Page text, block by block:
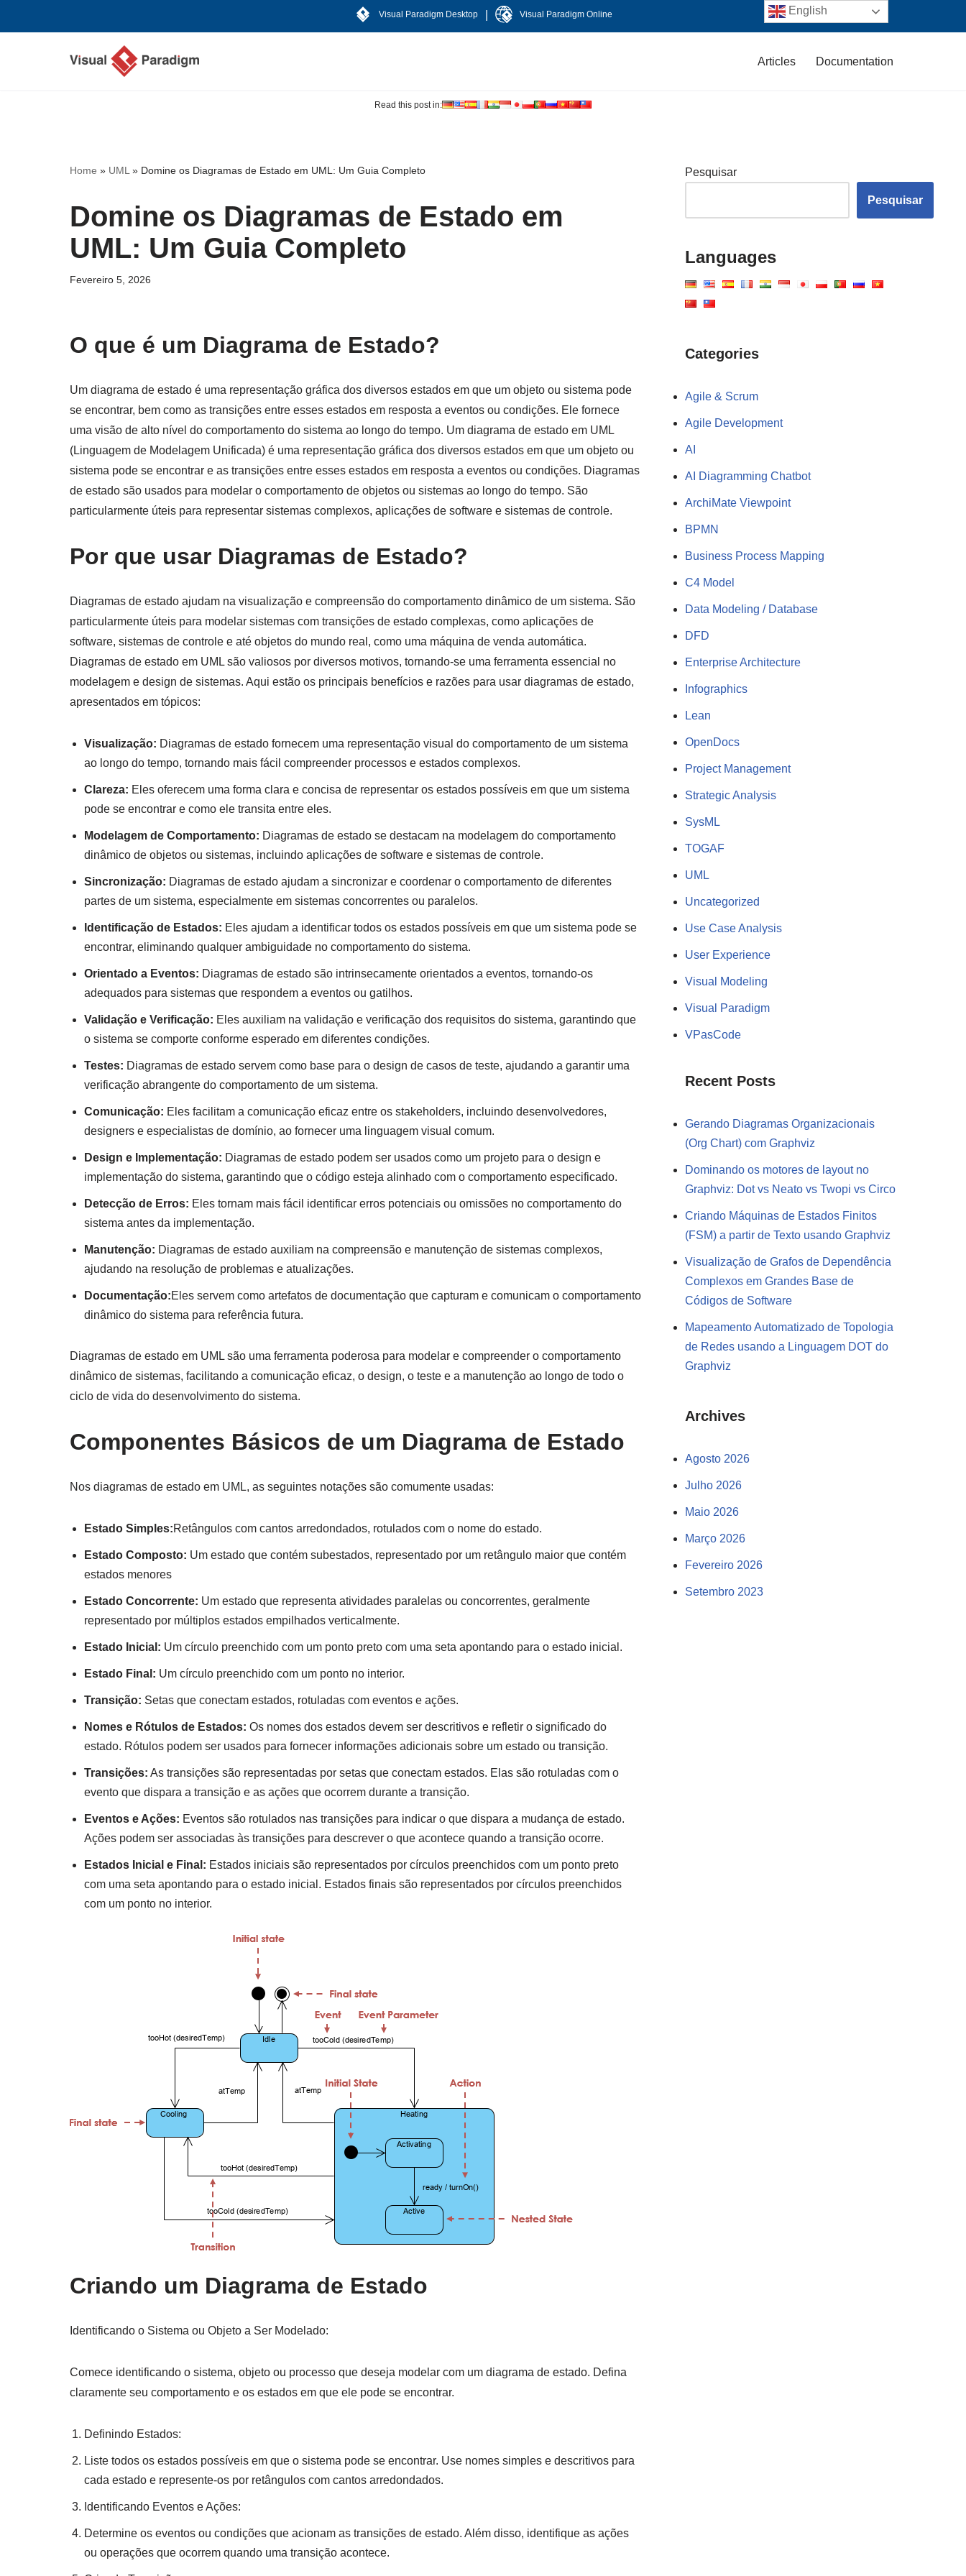
Visual Paradigm Desktop Visual Paradigm Online
Articles Documentation
Read this post in:
Home » UML » Domine os Diagramas de Estado em UML: Um Guia Completo
Domine os Diagramas de Estado em
UML: Um Guia Completo
Fevereiro 5, 2026
O que é um Diagrama de Estado?
Um diagrama de estado é uma representação gráfica dos diversos estados em que um objeto ou sistema pode
se encontrar, bem como as transições entre esses estados em resposta a eventos ou condições. Ele fornece
uma visão de alto nível do comportamento do sistema ao longo do tempo. Um diagrama de estado em UML
(Linguagem de Modelagem Unificada) é uma representação gráfica dos diversos estados em que um objeto ou
sistema pode se encontrar e as transições entre esses estados em resposta a eventos ou condições. Diagramas
de estado são usados para modelar o comportamento de objetos ou sistemas ao longo do tempo. São
particularmente úteis para representar sistemas complexos, aplicações de software e sistemas de controle.
Por que usar Diagramas de Estado?
Diagramas de estado ajudam na visualização e compreensão do comportamento dinâmico de um sistema. São
particularmente úteis para modelar sistemas com transições de estado complexas, como aplicações de
software, sistemas de controle e até objetos do mundo real, como uma máquina de venda automática.
Diagramas de estado em UML são valiosos por diversos motivos, tornando-se uma ferramenta essencial no
modelagem e design de sistemas. Aqui estão os principais benefícios e razões para usar diagramas de estado,
apresentados em tópicos:
Visualização: Diagramas de estado fornecem uma representação visual do comportamento de um sistema
ao longo do tempo, tornando mais fácil compreender processos e estados complexos.
Clareza: Eles oferecem uma forma clara e concisa de representar os estados possíveis em que um sistema
pode se encontrar e como ele transita entre eles.
Modelagem de Comportamento: Diagramas de estado se destacam na modelagem do comportamento
dinâmico de objetos ou sistemas, incluindo aplicações de software e sistemas de controle.
Sincronização: Diagramas de estado ajudam a sincronizar e coordenar o comportamento de diferentes
partes de um sistema, especialmente em sistemas concorrentes ou paralelos.
Identificação de Estados: Eles ajudam a identificar todos os estados possíveis em que um sistema pode se
encontrar, eliminando qualquer ambiguidade no comportamento do sistema.
Orientado a Eventos: Diagramas de estado são intrinsecamente orientados a eventos, tornando-os
adequados para sistemas que respondem a eventos ou gatilhos.
Validação e Verificação: Eles auxiliam na validação e verificação dos requisitos do sistema, garantindo que
o sistema se comporte conforme esperado em diferentes condições.
Testes: Diagramas de estado servem como base para o design de casos de teste, ajudando a garantir uma
verificação abrangente do comportamento de um sistema.
Comunicação: Eles facilitam a comunicação eficaz entre os stakeholders, incluindo desenvolvedores,
designers e especialistas de domínio, ao fornecer uma linguagem visual comum.
Design e Implementação: Diagramas de estado podem ser usados como um projeto para o design e
implementação do sistema, garantindo que o código esteja alinhado com o comportamento especificado.
Detecção de Erros: Eles tornam mais fácil identificar erros potenciais ou omissões no comportamento do
sistema antes da implementação.
Manutenção: Diagramas de estado auxiliam na compreensão e manutenção de sistemas complexos,
ajudando na resolução de problemas e atualizações.
Documentação:Eles servem como artefatos de documentação que capturam e comunicam o comportamento
dinâmico do sistema para referência futura.
Diagramas de estado em UML são uma ferramenta poderosa para modelar e compreender o comportamento
dinâmico de sistemas, facilitando a comunicação eficaz, o design, o teste e a manutenção ao longo de todo o
ciclo de vida do desenvolvimento do sistema.
Componentes Básicos de um Diagrama de Estado
Nos diagramas de estado em UML, as seguintes notações são comumente usadas:
Estado Simples:Retângulos com cantos arredondados, rotulados com o nome do estado.
Estado Composto: Um estado que contém subestados, representado por um retângulo maior que contém
estados menores
Estado Concorrente: Um estado que representa atividades paralelas ou concorrentes, geralmente
representado por múltiplos estados empilhados verticalmente.
Estado Inicial: Um círculo preenchido com um ponto preto com uma seta apontando para o estado inicial.
Estado Final: Um círculo preenchido com um ponto no interior.
Transição: Setas que conectam estados, rotuladas com eventos e ações.
Nomes e Rótulos de Estados: Os nomes dos estados devem ser descritivos e refletir o significado do
estado. Rótulos podem ser usados para fornecer informações adicionais sobre um estado ou transição.
Transições: As transições são representadas por setas que conectam estados. Elas são rotuladas com o
evento que dispara a transição e as ações que ocorrem durante a transição.
Eventos e Ações: Eventos são rotulados nas transições para indicar o que dispara a mudança de estado.
Ações podem ser associadas às transições para descrever o que acontece quando a transição ocorre.
Estados Inicial e Final: Estados iniciais são representados por círculos preenchidos com um ponto preto
com uma seta apontando para o estado inicial. Estados finais são representados por círculos preenchidos
com um ponto no interior.
Criando um Diagrama de Estado
Identificando o Sistema ou Objeto a Ser Modelado:
Comece identificando o sistema, objeto ou processo que deseja modelar com um diagrama de estado. Defina
claramente seu comportamento e os estados em que ele pode se encontrar.
Definindo Estados:
Liste todos os estados possíveis em que o sistema pode se encontrar. Use nomes simples e descritivos para
cada estado e represente-os por retângulos com cantos arredondados.
Identificando Eventos e Ações:
Determine os eventos ou condições que acionam as transições de estado. Além disso, identifique as ações
ou operações que ocorrem quando uma transição acontece.
Pesquisar
Pesquisar
Languages
Categories
Agile & Scrum
Agile Development
AI
AI Diagramming Chatbot
ArchiMate Viewpoint
BPMN
Business Process Mapping
C4 Model
Data Modeling / Database
DFD
Enterprise Architecture
Infographics
Lean
OpenDocs
Project Management
Strategic Analysis
SysML
TOGAF
UML
Uncategorized
Use Case Analysis
User Experience
Visual Modeling
Visual Paradigm
VPasCode
Recent Posts
Gerando Diagramas Organizacionais
(Org Chart) com Graphviz
Dominando os motores de layout no
Graphviz: Dot vs Neato vs Twopi vs Circo
Criando Máquinas de Estados Finitos
(FSM) a partir de Texto usando Graphviz
Visualização de Grafos de Dependência
Complexos em Grandes Base de
Códigos de Software
Mapeamento Automatizado de Topologia
de Redes usando a Linguagem DOT do
Graphviz
Archives
Agosto 2026
Julho 2026
Maio 2026
Março 2026
Fevereiro 2026
Setembro 2023
English